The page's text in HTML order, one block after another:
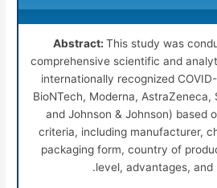
Abstract: This study was
comprehensive scientific and
internationally recognized
BioNTech, Moderna, AstraZeneca,
and Johnson & Johnson) based
criteria, including manufacturer,
packaging form, country of
level, advantages, and